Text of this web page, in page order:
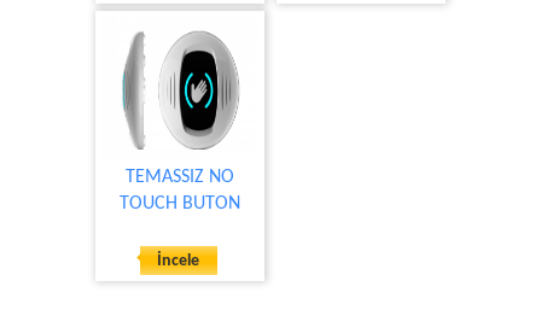
TEMASSIZ NO
TOUCH BUTON
İncele